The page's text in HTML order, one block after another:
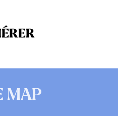
MAP